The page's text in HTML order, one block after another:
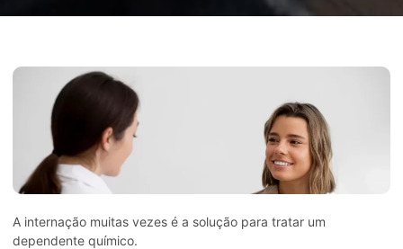
A internação muitas vezes é a solução para tratar um
dependente químico.